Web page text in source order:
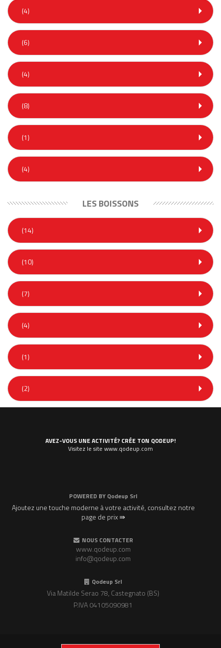
(4)
(6)
(4)
(8)
(1)
(4)
LES BOISSONS
(14)
(10)
(7)
(4)
(1)
(2)
AVEZ-VOUS UNE ACTIVITÉ? CRÉE TON QODEUP!
Visitez le site www.qodeup.com
POWERED BY Qodeup Srl
Ajoutez une touche moderne à votre activité, consultez notre
page de prix ⇛
NOUS CONTACTER
www.qodeup.com
info@qodeup.com
Qodeup Srl
Via Matilde Serao 78, Castegnato (BS)
P.IVA 04105090981